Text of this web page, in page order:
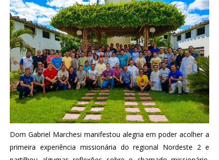
Dom Gabriel Marchesi manifestou alegria em poder acolher a
primeira experiência missionária do regional Nordeste 2 e